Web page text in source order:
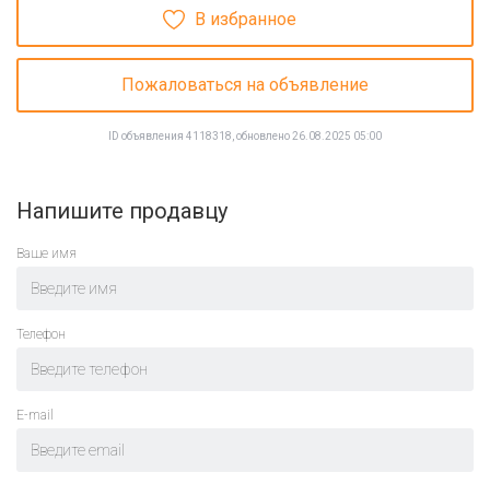
В избранное
Пожаловаться на объявление
ID объявления 4118318, обновлено 26.08.2025 05:00
Напишите продавцу
Ваше имя
Телефон
E-mail